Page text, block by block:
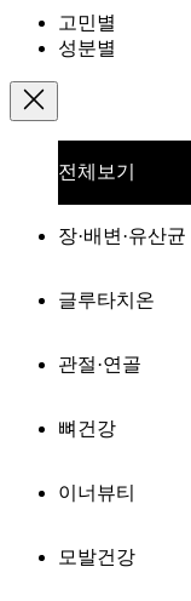
고민별
성분별
전체보기
장·배변·유산균
글루타치온
관절·연골
뼈건강
이너뷰티
모발건강